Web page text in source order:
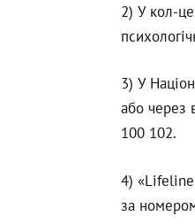
2) У кол-
3) У
або через
100 102.
4) «Lifeline
за